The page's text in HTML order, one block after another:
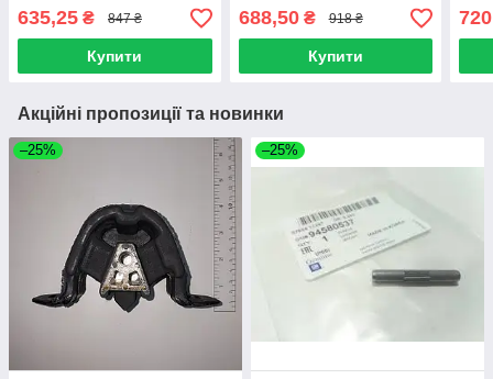
635,25 ₴ 847 ₴
Купити
688,50₴ 918 ₴
Купити
720
Акційні пропозиції та новинки
–25% –25%